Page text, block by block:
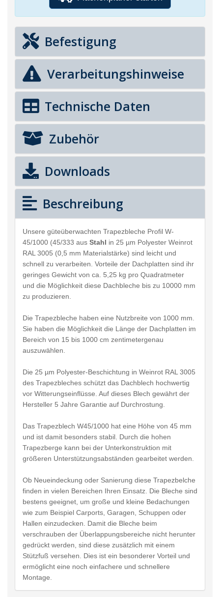
Befestigung
Verarbeitungshinweise
Technische Daten
Zubehör
Downloads
Beschreibung
Unsere güteüberwachten Trapezbleche Profil W-
45/1000 (45/333 aus Stahl in 25 µm Polyester Weinrot
RAL 3005 (0,5 mm Materialstärke) sind leicht und
schnell zu verarbeiten. Vorteile der Dachplatten sind ihr
geringes Gewicht von ca. 5,25 kg pro Quadratmeter
und die Möglichkeit diese Dachbleche bis zu 10000 mm
zu produzieren.
Die Trapezbleche haben eine Nutzbreite von 1000 mm.
Sie haben die Möglichkeit die Länge der Dachplatten im
Bereich von 15 bis 1000 cm zentimetergenau
auszuwählen.
Die 25 µm Polyester-Beschichtung in Weinrot RAL 3005
des Trapezbleches schützt das Dachblech hochwertig
vor Witterungseinflüsse. Auf dieses Blech gewährt der
Hersteller 5 Jahre Garantie auf Durchrostung.
Das Trapezblech W45/1000 hat eine Höhe von 45 mm
und ist damit besonders stabil. Durch die hohen
Trapezberge kann bei der Unterkonstruktion mit
größeren Unterstützungsabständen gearbeitet werden.
Ob Neueindeckung oder Sanierung diese Trapezbelche
finden in vielen Bereichen Ihren Einsatz. Die Bleche sind
bestens geeignet, um große und kleine Bedachungen
wie zum Beispiel Carports, Garagen, Schuppen oder
Hallen einzudecken. Damit die Bleche beim
verschrauben der Überlappungsbereiche nicht herunter
gedrückt werden, sind diese zusätzlich mit einem
Stützfuß versehen. Dies ist ein besonderer Vorteil und
ermöglicht eine noch einfachere und schnellere
Montage.